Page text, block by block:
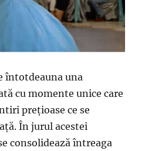
întotdeauna una
cu momente unice care
preţioase ce se
În jurul acestei
consolidează întreaga